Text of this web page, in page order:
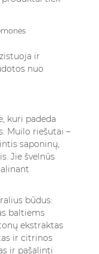
ir
nuo
kuri padeda
Muilo riešutai –
saponinų,
Jie švelnūs
būdus:
baltiems
ekstraktas
ir citrinos
ir pašalinti